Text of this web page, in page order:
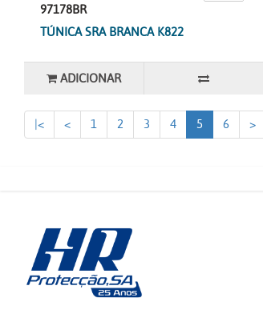
97178BR
TÚNICA SRA BRANCA K822
ADICIONAR
|< < 1 2 3 4 5 6 >